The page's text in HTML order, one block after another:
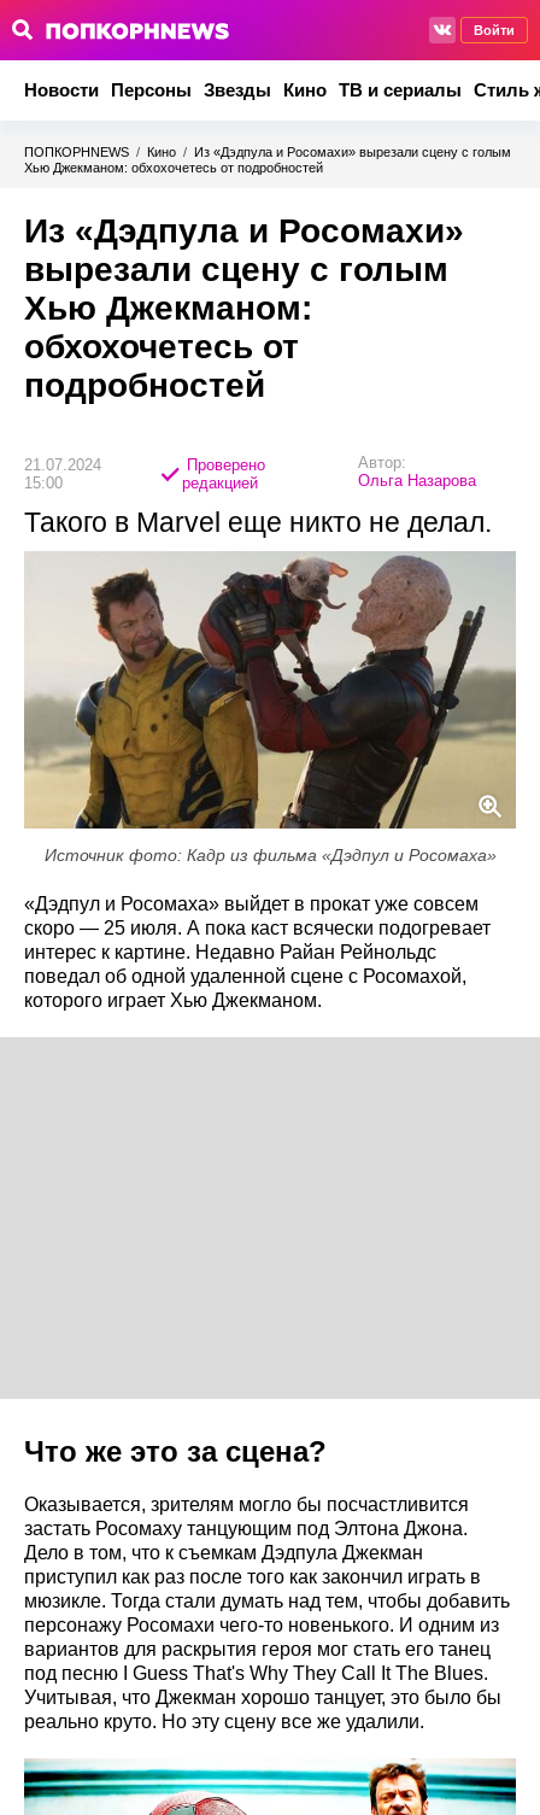
Войти
Новости Персоны Звезды Кино ТВ и сериалы Стиль
ПОПКОРНNEWS / Кино / Из «Дэдпула и Росомахи» вырезали сцену с голым
Хью Джекманом: обхохочетесь от подробностей
Из «Дэдпула и Росомахи»
вырезали сцену с голым
Хью Джекманом:
обхохочетесь от
подробностей
21.07.2024
15:00
Проверено
редакцией
Автор:
Ольга Назарова
Такого в Marvel еще никто не делал.
Источник фото: Кадр из фильма «Дэдпул и Росомаха»
«Дэдпул и Росомаха» выйдет в прокат уже совсем
скоро — 25 июля. А пока каст всячески подогревает
интерес к картине. Недавно Райан Рейнольдс
поведал об одной удаленной сцене с Росомахой,
которого играет Хью Джекманом.
Что же это за сцена?
Оказывается, зрителям могло бы посчастливится
застать Росомаху танцующим под Элтона Джона.
Дело в том, что к съемкам Дэдпула Джекман
приступил как раз после того как закончил играть в
мюзикле. Тогда стали думать над тем, чтобы добавить
персонажу Росомахи чего-то новенького. И одним из
вариантов для раскрытия героя мог стать его танец
под песню I Guess That's Why They Call It The Blues.
Учитывая, что Джекман хорошо танцует, это было бы
реально круто. Но эту сцену все же удалили.